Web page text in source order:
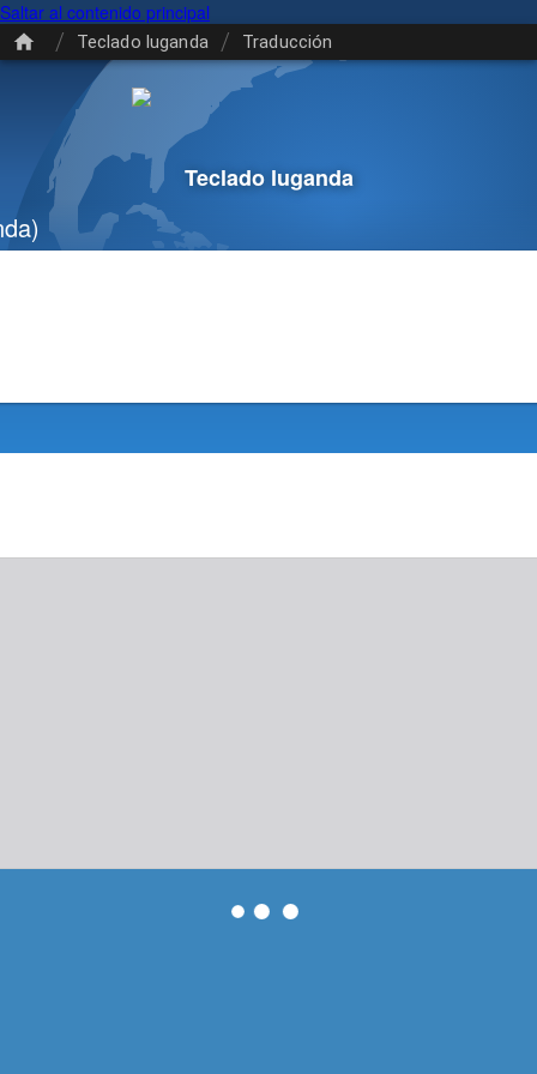
Saltar al contenido principal
/ Teclado luganda / Traducción
Teclado luganda